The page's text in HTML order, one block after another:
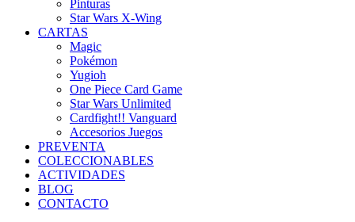
Pinturas
Star Wars X-Wing
CARTAS
Magic
Pokémon
Yugioh
One Piece Card Game
Star Wars Unlimited
Cardfight!! Vanguard
Accesorios Juegos
PREVENTA
COLECCIONABLES
ACTIVIDADES
BLOG
CONTACTO